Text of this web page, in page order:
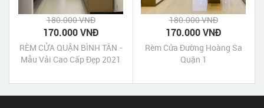
180.000 VNĐ
170.000 VNĐ
RÈM CỬA QUẬN BÌNH TÂN -
Mẫu Vải Cao Cấp Đẹp 2021
180.000 VNĐ
170.000 VNĐ
Rèm Cửa Đường Hoàng Sa
Quận 1